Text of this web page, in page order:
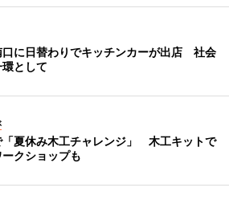
口に日替わりでキッチンカーが出店 社会
として
「夏休み木工チャレンジ」 木工キットで
クショップも